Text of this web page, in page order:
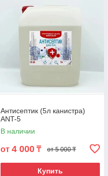
Антисептик (5л канистра)
ANT-5
В наличии
от 4 000 ₸ от 5 000 ₸
Купить